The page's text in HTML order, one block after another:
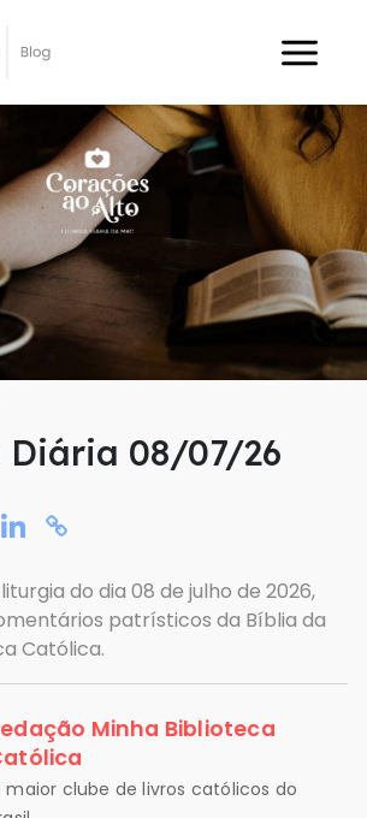
08/07/26
do dia 08 de julho de 2026,
patrísticos da Bíblia da
Católica.
Minha Biblioteca
maior clube de livros católicos do